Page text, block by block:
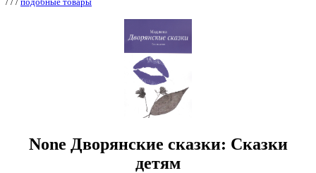
None Дворянские сказки: Сказки
детям